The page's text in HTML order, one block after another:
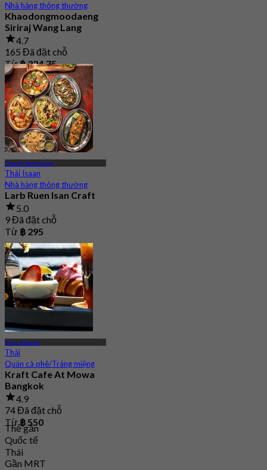
Nhà hàng thông thường
Khaodongmoodaeng
Siriraj Wang Lang
4.7
165 Đã đặt chỗ
Từ฿ 324.75
Charan Sanitwong
Thái Isaan
Nhà hàng thông thường
Larb Ruen Isan Craft
5.0
9 Đã đặt chỗ
Từ ฿ 295
Arun Amarin
Thái
Quán cà phê/Tráng miệng
Kraft Cafe At Mowa
Bangkok
4.9
74 Đã đặt chỗ
Từ฿ 550
Thẻ gắn
Quốc tế
Thái
Gần MRT